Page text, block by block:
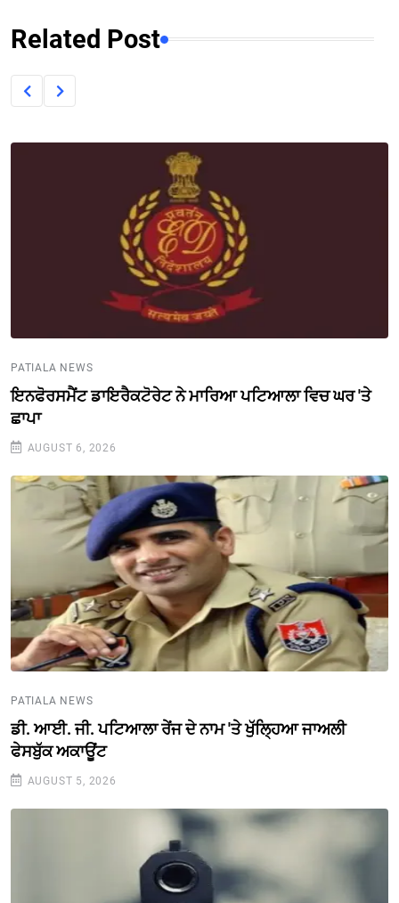
Related Post
PATIALA NEWS
ਇਨਫੋਰਸਮੈਂਟ ਡਾਇਰੈਕਟੋਰੇਟ ਨੇ ਮਾਰਿਆ ਪਟਿਆਲਾ ਵਿਚ ਘਰ 'ਤੇ
ਛਾਪਾ
AUGUST 6, 2026
PATIALA NEWS
ਡੀ. ਆਈ. ਜੀ. ਪਟਿਆਲਾ ਰੇਂਜ ਦੇ ਨਾਮ 'ਤੇ ਖੁੱਲ੍ਹਿਆ ਜਾਅਲੀ
ਫੇਸਬੁੱਕ ਅਕਾਊਂਟ
AUGUST 5, 2026